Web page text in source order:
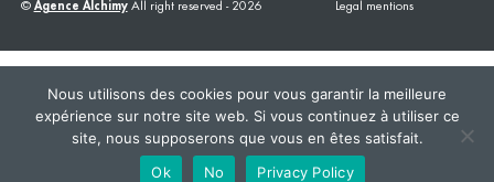
+33383233132
© Agence AlchimyAll right reserved - 2026 Legal mentions
This site is registered on wpml.org
as a development site. Switch to a production
site key toremove this banner.
Nous utilisons des cookies pour vous garantir la meilleure
expérience sur notre site web. Si vous continuez à utiliser ce
site, nous supposerons que vous en êtes satisfait.
Ok
No Privacy Policy